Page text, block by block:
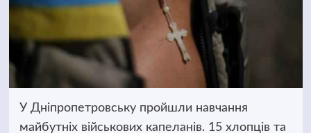
У Дніпропетровську пройшли навчання
майбутніх військових капеланів. 15 хлопців та